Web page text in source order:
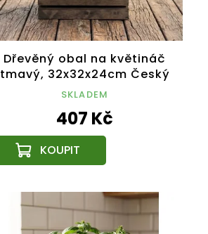
Dřevěný obal na květináč
tmavý, 32x32x24cm Český
výrobek
SKLADEM
407 Kč